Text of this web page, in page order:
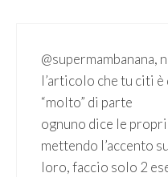
@supermambanana,
l’articolo che tu citi
“molto” di parte
ognuno dice le
mettendo l’accento
loro, faccio solo 2